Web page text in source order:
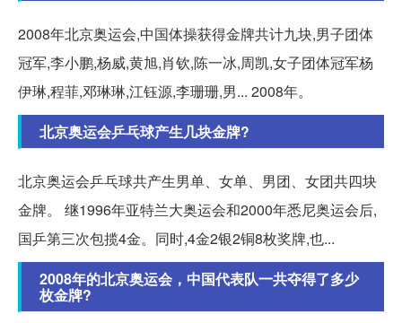
2008年北京奥运会,中国体操获得金牌共计九块,男子团体
冠军,李小鹏,杨威,黄旭,肖钦,陈一冰,周凯,女子团体冠军杨
伊琳,程菲,邓琳琳,江钰源,李珊珊,男... 2008年。
北京奥运会乒乓球产生几块金牌?
北京奥运会乒乓球共产生男单、女单、男团、女团共四块
金牌。 继1996年亚特兰大奥运会和2000年悉尼奥运会后,
国乒第三次包揽4金。同时,4金2银2铜8枚奖牌,也...
2008年的北京奥运会，中国代表队一共夺得了多少
枚金牌?